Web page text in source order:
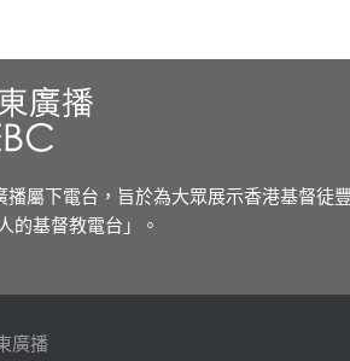
播屬下電台，旨於為大眾展示香港基督徒
的基督教電台」。
廣播